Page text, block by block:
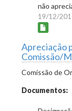
não
19/12/
Apreciação
Comissão/
Comissão de
Documentos: